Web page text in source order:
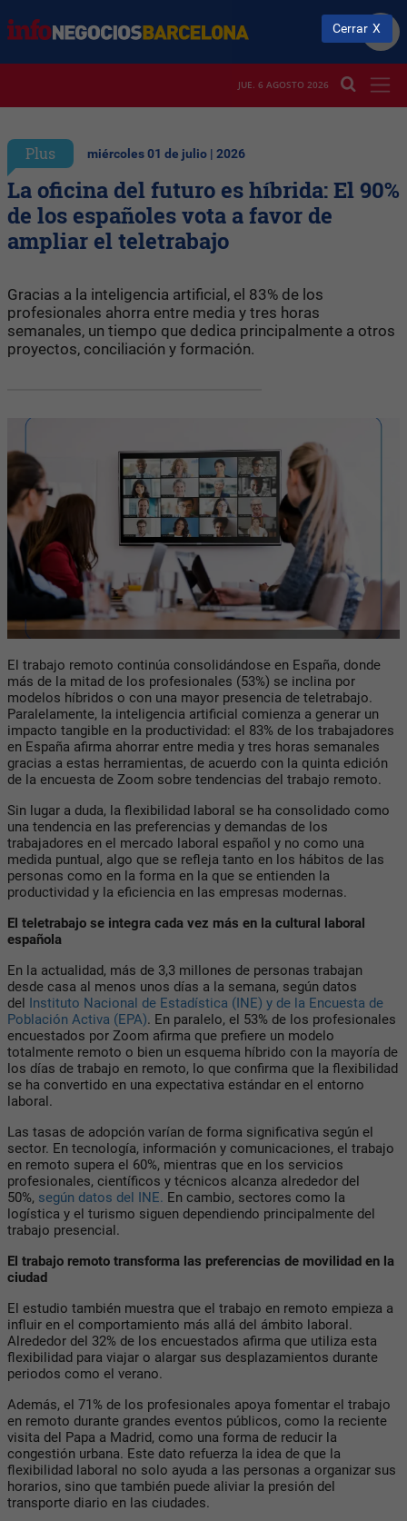
JUE. 6 AGOSTO 2026
Plus miércoles 01 de julio | 2026
La oficina del futuro es híbrida: El 90%
de los españoles vota a favor de
ampliar el teletrabajo
Gracias a la inteligencia artificial, el 83% de los
profesionales ahorra entre media y tres horas
semanales, un tiempo que dedica principalmente a otros
proyectos, conciliación y formación.
El trabajo remoto continúa consolidándose en España, donde
más de la mitad de los profesionales (53%) se inclina por
modelos híbridos o con una mayor presencia de teletrabajo.
Paralelamente, la inteligencia artificial comienza a generar un
impacto tangible en la productividad: el 83% de los trabajadores
en España afirma ahorrar entre media y tres horas semanales
gracias a estas herramientas, de acuerdo con la quinta edición
de la encuesta de Zoom sobre tendencias del trabajo remoto.
Sin lugar a duda, la flexibilidad laboral se ha consolidado como
una tendencia en las preferencias y demandas de los
trabajadores en el mercado laboral español y no como una
medida puntual, algo que se refleja tanto en los hábitos de las
personas como en la forma en la que se entienden la
productividad y la eficiencia en las empresas modernas.
El teletrabajo se integra cada vez más en la cultural laboral
española
En la actualidad, más de 3,3 millones de personas trabajan
desde casa al menos unos días a la semana, según datos
del Instituto Nacional de Estadística (INE) y de la Encuesta de
Población Activa (EPA). En paralelo, el 53% de los profesionales
encuestados por Zoom afirma que prefiere un modelo
totalmente remoto o bien un esquema híbrido con la mayoría de
los días de trabajo en remoto, lo que confirma que la flexibilidad
se ha convertido en una expectativa estándar en el entorno
laboral.
Las tasas de adopción varían de forma significativa según el
sector. En tecnología, información y comunicaciones, el trabajo
en remoto supera el 60%, mientras que en los servicios
profesionales, científicos y técnicos alcanza alrededor del
50%, según datos del INE. En cambio, sectores como la
logística y el turismo siguen dependiendo principalmente del
trabajo presencial.
El trabajo remoto transforma las preferencias de movilidad en la
ciudad
El estudio también muestra que el trabajo en remoto empieza a
influir en el comportamiento más allá del ámbito laboral.
Alrededor del 32% de los encuestados afirma que utiliza esta
flexibilidad para viajar o alargar sus desplazamientos durante
periodos como el verano.
Además, el 71% de los profesionales apoya fomentar el trabajo
en remoto durante grandes eventos públicos, como la reciente
visita del Papa a Madrid, como una forma de reducir la
congestión urbana. Este dato refuerza la idea de que la
flexibilidad laboral no solo ayuda a las personas a organizar sus
horarios, sino que también puede aliviar la presión del
transporte diario en las ciudades.
Cerrar